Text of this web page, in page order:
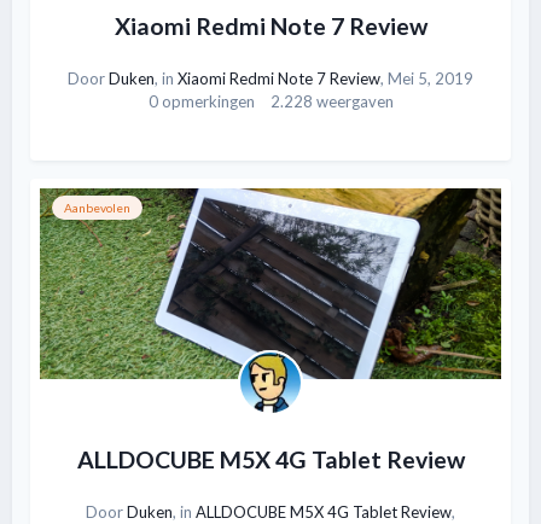
Xiaomi Redmi Note 7 Review
DoorDuken, in Xiaomi Redmi Note 7 Review, Mei 5, 2019
0 opmerkingen
2.228 weergaven
Aanbevolen
ALLDOCUBE M5X 4G Tablet Review
DoorDuken, in ALLDOCUBE M5X 4G Tablet Review,